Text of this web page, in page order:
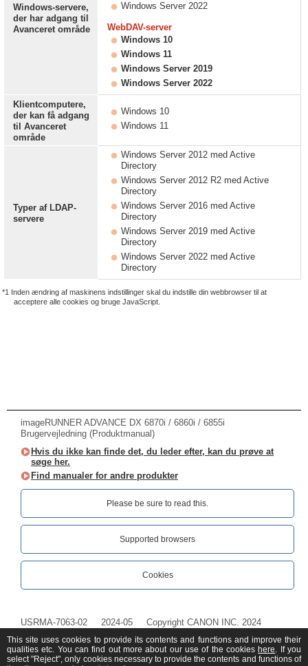
Windows-servere,
der har adgang til
Avanceret område
Windows Server 2022
WebDAV-server
Windows 10
Windows 11
Windows Server 2019
Windows Server 2022
Klientcomputere,
der kan få adgang
til Avanceret
område
Windows 10
Windows 11
Typer af LDAP-
servere
Windows Server 2012 med Active
Directory
Windows Server 2012 R2 med Active
Directory
Windows Server 2016 med Active
Directory
Windows Server 2019 med Active
Directory
Windows Server 2022 med Active
Directory
*1 Inden ændring af maskinens indstillinger skal du indstille din webbrowser til at
acceptere alle cookies og bruge JavaScript.
imageRUNNER ADVANCE DX 6870i / 6860i / 6855i
Brugervejledning (Produktmanual)
Hvis du ikke kan finde det, du leder efter, kan du prøve at
søge her.
Find manualer for andre produkter
Please be sure to read this.‎
Supported browsers
Cookies
USRMA-7063-02 2024-05 Copyright CANON INC. 2024
This site uses cookies to provide its contents and functions and improve their
qualities etc. You can find out more about our use of the cookies here. If you
select "Reject", only cookies necessary to provide the contents and functions of